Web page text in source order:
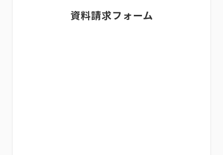
資料請求フォーム